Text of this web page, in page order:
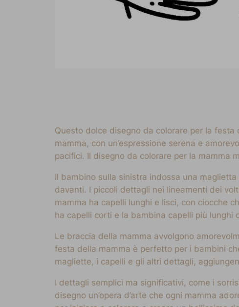
Questo dolce disegno da colorare per la
mamma, con un’espressione serena e
pacifici. Il disegno da colorare per la mamma
Il bambino sulla sinistra indossa una
davanti. I piccoli dettagli nei lineamenti dei
mamma ha capelli lunghi e lisci, con ciocche
ha capelli corti e la bambina capelli più lunghi
Le braccia della mamma avvolgono
festa della mamma è perfetto per i bambini
magliette, i capelli e gli altri dettagli,
I dettagli semplici ma significativi, come i
disegno un’opera d’arte che ogni mamma